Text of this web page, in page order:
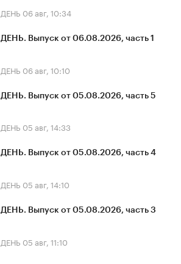
ДЕНЬ 06 авг, 10:34
ДЕНЬ. Выпуск от 06.08.2026, часть 1
ДЕНЬ 06 авг, 10:10
ДЕНЬ. Выпуск от 05.08.2026, часть 5
ДЕНЬ 05 авг, 14:33
ДЕНЬ. Выпуск от 05.08.2026, часть 4
ДЕНЬ 05 авг, 14:10
ДЕНЬ. Выпуск от 05.08.2026, часть 3
ДЕНЬ 05 авг, 11:10